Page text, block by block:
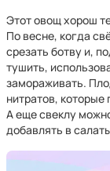
Этот овощ хорош
По весне, когда
срезать ботву и,
тушить,
замораживать.
нитратов,
А еще свеклу
добавлять в